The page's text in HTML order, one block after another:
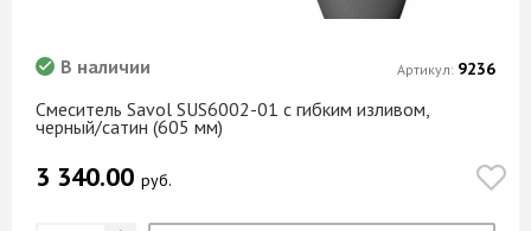
Смеситель Savol SUS6002-01 с гибким изливом,
черный/сатин (605 мм)
В наличии
3 340.00 руб.
Артикул: 9236